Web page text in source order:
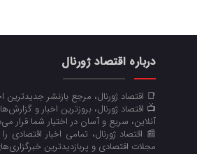
درباره اقتصاد ژورنال
📑 اقتصاد ژورنال، مرجع بازنشر
📺 اقتصاد ژورنال، بروزترین اخبار و
آنلاین، سریع و آسان در اختیار شما قرار
📰 اقتصاد ژورنال، تمامی اخبار اقتصادی
مجلات اقتصادی و پربازدیدترین